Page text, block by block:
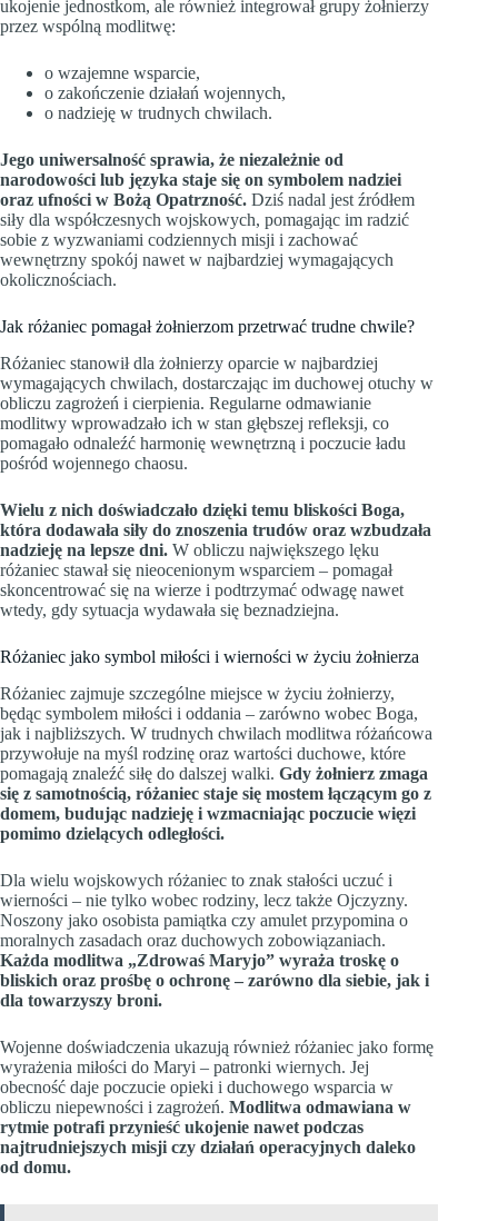
ukojenie jednostkom, ale również integrował grupy żołnierzy
przez wspólną modlitwę:
o wzajemne wsparcie,
o zakończenie działań wojennych,
o nadzieję w trudnych chwilach.
Jego uniwersalność sprawia, że niezależnie od
narodowości lub języka staje się on symbolem nadziei
oraz ufności w Bożą Opatrzność. Dziś nadal jest źródłem
siły dla współczesnych wojskowych, pomagając im radzić
sobie z wyzwaniami codziennych misji i zachować
wewnętrzny spokój nawet w najbardziej wymagających
okolicznościach.
Jak różaniec pomagał żołnierzom przetrwać trudne chwile?
Różaniec stanowił dla żołnierzy oparcie w najbardziej
wymagających chwilach, dostarczając im duchowej otuchy w
obliczu zagrożeń i cierpienia. Regularne odmawianie
modlitwy wprowadzało ich w stan głębszej refleksji, co
pomagało odnaleźć harmonię wewnętrzną i poczucie ładu
pośród wojennego chaosu.
Wielu z nich doświadczało dzięki temu bliskości Boga,
która dodawała siły do znoszenia trudów oraz wzbudzała
nadzieję na lepsze dni. W obliczu największego lęku
różaniec stawał się nieocenionym wsparciem – pomagał
skoncentrować się na wierze i podtrzymać odwagę nawet
wtedy, gdy sytuacja wydawała się beznadziejna.
Różaniec jako symbol miłości i wierności w życiu żołnierza
Różaniec zajmuje szczególne miejsce w życiu żołnierzy,
będąc symbolem miłości i oddania – zarówno wobec Boga,
jak i najbliższych. W trudnych chwilach modlitwa różańcowa
przywołuje na myśl rodzinę oraz wartości duchowe, które
pomagają znaleźć siłę do dalszej walki. Gdy żołnierz zmaga
się z samotnością, różaniec staje się mostem łączącym go z
domem, budując nadzieję i wzmacniając poczucie więzi
pomimo dzielących odległości.
Dla wielu wojskowych różaniec to znak stałości uczuć i
wierności – nie tylko wobec rodziny, lecz także Ojczyzny.
Noszony jako osobista pamiątka czy amulet przypomina o
moralnych zasadach oraz duchowych zobowiązaniach.
Każda modlitwa „Zdrowaś Maryjo” wyraża troskę o
bliskich oraz prośbę o ochronę – zarówno dla siebie, jak i
dla towarzyszy broni.
Wojenne doświadczenia ukazują również różaniec jako formę
wyrażenia miłości do Maryi – patronki wiernych. Jej
obecność daje poczucie opieki i duchowego wsparcia w
obliczu niepewności i zagrożeń. Modlitwa odmawiana w
rytmie potrafi przynieść ukojenie nawet podczas
najtrudniejszych misji czy działań operacyjnych daleko
od domu.